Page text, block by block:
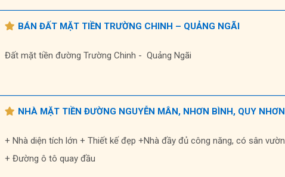
BÁN ĐẤT MẶT TIỀN TRƯỜNG CHINH – QUẢNG NGÃI
Đất mặt tiền đường Trường Chinh - Quảng Ngãi
NHÀ MẶT TIỀN ĐƯỜNG NGUYỄN MÂN, NHƠN BÌNH, QUY NHƠN
+ Nhà diện tích lớn + Thiết kế đẹp +Nhà đầy đủ công năng, có sân vườn
+ Đường ô tô quay đầu